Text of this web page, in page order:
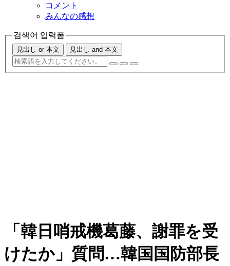
コメント
みんなの感想
검색어 입력폼
見出し or 本文 見出し and 本文
「韓日哨戒機葛藤、謝罪を受
けたか」質問…韓国国防部長